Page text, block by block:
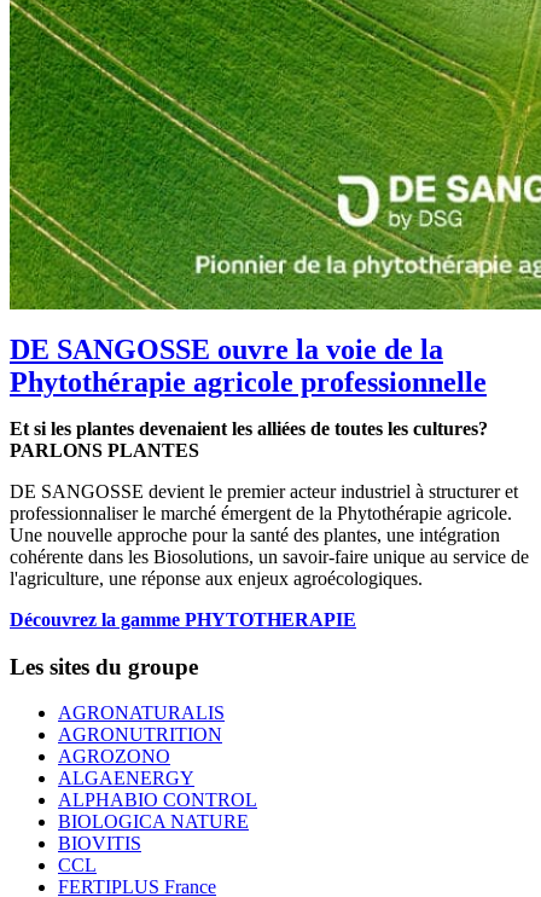
DE SANGOSSE ouvre la voie de la
Phytothérapie agricole professionnelle
Et si les plantes devenaient les alliées de toutes les cultures?
PARLONS PLANTES
DE SANGOSSE devient le premier acteur industriel à structurer et
professionnaliser le marché émergent de la Phytothérapie agricole.
Une nouvelle approche pour la santé des plantes, une intégration
cohérente dans les Biosolutions, un savoir-faire unique au service de
l'agriculture, une réponse aux enjeux agroécologiques.
Découvrez la gamme PHYTOTHERAPIE
Les sites du groupe
AGRONATURALIS
AGRONUTRITION
AGROZONO
ALGAENERGY
ALPHABIO CONTROL
BIOLOGICA NATURE
BIOVITIS
CCL
FERTIPLUS France